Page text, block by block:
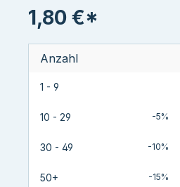
1,80 €*
Anzahl
1 - 9
10 - 29 -5%
30 - 49 -10%
50+ -15%